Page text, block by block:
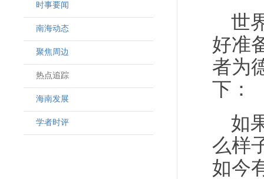
时事要闻
南海动态
聚焦周边
热点追踪
海南发展
学者时评
世
好准
者为
下：
如
么样
如今